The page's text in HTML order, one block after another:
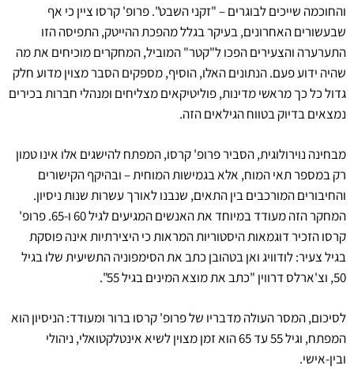
והחוכמה שייכים לבוגרים – "זקני השבט". פרופ' קרסו ציין כי אף
שבעשורים האחרונים, בעיקר בגלל מהפכת ההייטק, התפיסה הזו
התערערה והצעירים הפכו ל"קטר" המוביל, המחקרים מוכיחים את מה
שהיה ידוע פעם. הנתונים האלו, הוסיף, מספקים הסבר מצוין מדוע חלק
גדול כל כך מראשי מדינות, פוליטיקאים מצליחים ומנהלי חברות בכירים
נמצאים בדיוק בטווח הגילאים הזה.
מבחינה נוירולוגית, הסביר פרופ' קרסו, המפתח להישגים אלו אינו טמון
רק במספר תאי המוח, אלא בגמישות המוחית – ובהיקף הקישורים
והחיבורים המורכבים בין התאים, שנבנו לאורך עשרות שנות ניסיון.
המחקר הזה מעודד במיוחד את האנשים המגיעים לגיל 60 ו-65. פרופ'
קרסו הזכיר דוגמאות היסטוריות המראות כי היצירתיות אינה פוסקת
בגיל צעיר: לודוויג ואן בטהובן כתב את הסימפוניה התשיעית שלו בגיל
50, וצ'ארלס דרווין "כתב את מוצא המינים בגיל 55".
לסיכום, המסר העולה מדבריו של פרופ' קרסו ברור ומעודד: הניסיון הוא
המפתח, וגיל 55 עד 65 הוא זמן מצוין לשיא אינטלקטואלי, ניהולי
ובין-אישי.